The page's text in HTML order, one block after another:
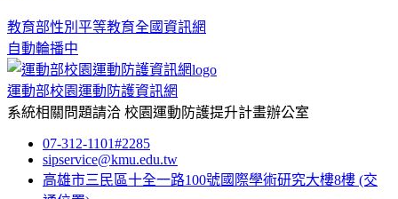
教育部性別平等教育全國資訊網
自動輪播中
運動部校園運動防護資訊網
系統相關問題請洽 校園運動防護提升計畫辦公室
07-312-1101#2285
sipservice@kmu.edu.tw
高雄市三民區十全一路100號國際學術研究大樓8樓 (交